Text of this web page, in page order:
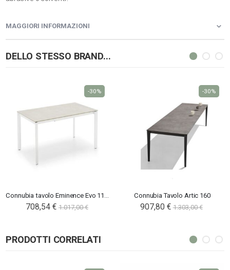
MAGGIORI INFORMAZIONI
DELLO STESSO BRAND...
708,54 € 1.017,00 €
-30%
Connubia Tavolo Artic 160
907,80 € 1.303,00 €
-30%
PRODOTTI CORRELATI